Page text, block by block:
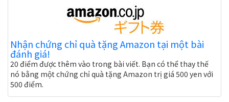
Nhận chứng chỉ quà tặng Amazon tại một bài
đánh giá!
20 điểm được thêm vào trong bài viết. Bạn có thể thay thế
nó bằng một chứng chỉ quà tặng Amazon trị giá 500 yen với
500 điểm.